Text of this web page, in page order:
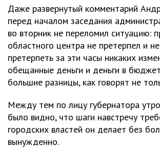
Даже развернутый комментарий
перед началом заседания
во вторник не переломил ситуацию:
областного центра не претерпел и
претерпеть за эти часы никаких
обещанные деньги и деньги в
большие разницы, как говорят не
Между тем по лицу губернатора
было видно, что шаги навстречу
городских властей он делает без
вынужденно.